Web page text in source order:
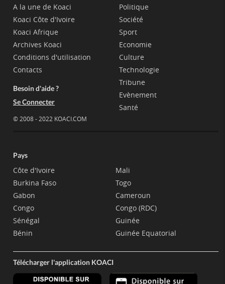
A la une de Koaci
Koaci Côte d'Ivoire
Koaci Afrique
Archives Koaci
Conditions d'utilisation
Contacts
Besoin d'aide ?
Se Connecter
© 2008 - 2022 KOACI.COM
Politique
Société
Sport
Economie
Culture
Technologie
Tribune
Evènement
Santé
Pays
Côte d'Ivoire
Burkina Faso
Gabon
Congo
Sénégal
Bénin
Mali
Togo
Cameroun
Congo (RDC)
Guinée
Guinée Equatorial
Télécharger l'application KOACI